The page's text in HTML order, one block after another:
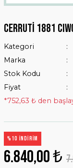
Cerruti 1881
Kategori
Marka
Stok Kodu
Fiyat
*752,63 ₺ den
%10 İNDİRİM
6.840,00 ₺